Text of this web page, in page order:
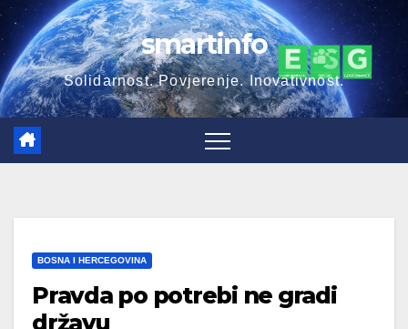
Skip
to
content
smartinfo
Solidarnost. Povjerenje. Inovativnost.
BOSNA I HERCEGOVINA
Pravda po potrebi ne gradi
državu